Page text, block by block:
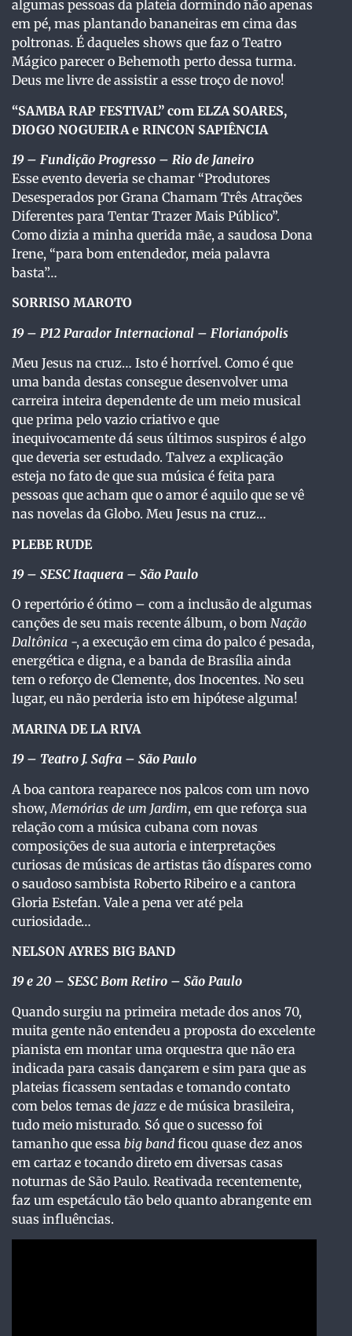
algumas pessoas da plateia dormindo não apenas
em pé, mas plantando bananeiras em cima das
poltronas. É daqueles shows que faz o Teatro
Mágico parecer o Behemoth perto dessa turma.
Deus me livre de assistir a esse troço de novo!
“SAMBA RAP FESTIVAL” com ELZA SOARES,
DIOGO NOGUEIRA e RINCON SAPIÊNCIA
19 – Fundição Progresso – Rio de Janeiro
Esse evento deveria se chamar “Produtores
Desesperados por Grana Chamam Três Atrações
Diferentes para Tentar Trazer Mais Público”.
Como dizia a minha querida mãe, a saudosa Dona
Irene, “para bom entendedor, meia palavra
basta”…
SORRISO MAROTO
19 – P12 Parador Internacional – Florianópolis
Meu Jesus na cruz… Isto é horrível. Como é que
uma banda destas consegue desenvolver uma
carreira inteira dependente de um meio musical
que prima pelo vazio criativo e que
inequivocamente dá seus últimos suspiros é algo
que deveria ser estudado. Talvez a explicação
esteja no fato de que sua música é feita para
pessoas que acham que o amor é aquilo que se vê
nas novelas da Globo. Meu Jesus na cruz…
PLEBE RUDE
19 – SESC Itaquera – São Paulo
O repertório é ótimo – com a inclusão de algumas
canções de seu mais recente álbum, o bom Nação
Daltônica -, a execução em cima do palco é pesada,
energética e digna, e a banda de Brasília ainda
tem o reforço de Clemente, dos Inocentes. No seu
lugar, eu não perderia isto em hipótese alguma!
MARINA DE LA RIVA
19 – Teatro J. Safra – São Paulo
A boa cantora reaparece nos palcos com um novo
show, Memórias de um Jardim, em que reforça sua
relação com a música cubana com novas
composições de sua autoria e interpretações
curiosas de músicas de artistas tão díspares como
o saudoso sambista Roberto Ribeiro e a cantora
Gloria Estefan. Vale a pena ver até pela
curiosidade…
NELSON AYRES BIG BAND
19 e 20 – SESC Bom Retiro – São Paulo
Quando surgiu na primeira metade dos anos 70,
muita gente não entendeu a proposta do excelente
pianista em montar uma orquestra que não era
indicada para casais dançarem e sim para que as
plateias ficassem sentadas e tomando contato
com belos temas de jazz e de música brasileira,
tudo meio misturado. Só que o sucesso foi
tamanho que essa big band ficou quase dez anos
em cartaz e tocando direto em diversas casas
noturnas de São Paulo. Reativada recentemente,
faz um espetáculo tão belo quanto abrangente em
suas influências.